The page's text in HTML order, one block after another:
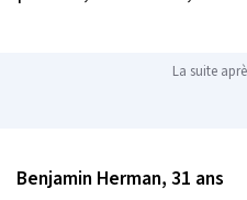
La suite
Benjamin Herman, 31 ans